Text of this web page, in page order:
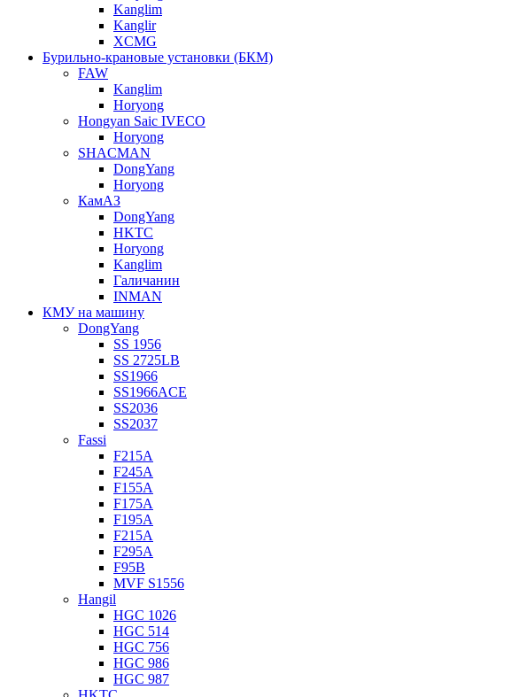
Kanglim
Kanglir
XCMG
Бурильно-крановые установки (БКМ)
FAW
Kanglim
Horyong
Hongyan Saic IVECO
Horyong
SHACMAN
DongYang
Horyong
КамАЗ
DongYang
HKTC
Horyong
Kanglim
Галичанин
INMAN
КМУ на машину
DongYang
SS 1956
SS 2725LB
SS1966
SS1966ACE
SS2036
SS2037
Fassi
F215A
F245A
F155A
F175A
F195A
F215A
F295A
F95B
MVF S1556
Hangil
HGC 1026
HGC 514
HGC 756
HGC 986
HGC 987